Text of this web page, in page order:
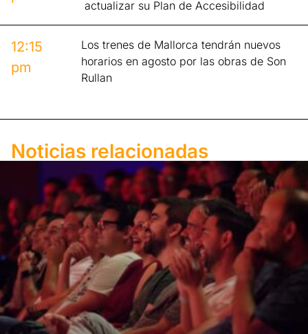
actualizar su Plan de Accesibilidad
12:15
pm
Los trenes de Mallorca tendrán nuevos
horarios en agosto por las obras de Son
Rullan
Noticias relacionadas